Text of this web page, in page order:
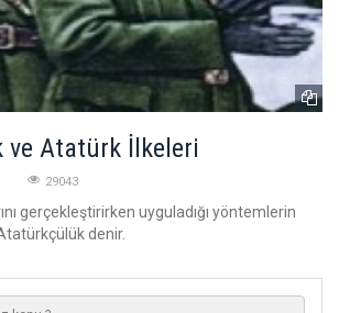
Atatürk İlkeleri
29043
gerçekleştirirken uyguladığı yöntemlerin
denir.